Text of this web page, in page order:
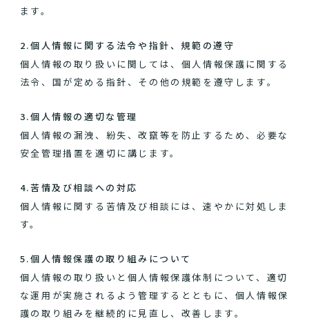
ます。
2.個人情報に関する法令や指針、規範の遵守
個人情報の取り扱いに関しては、個人情報保護に関する
法令、国が定める指針、その他の規範を遵守します。
3.個人情報の適切な管理
個人情報の漏洩、紛失、改竄等を防止するため、必要な
安全管理措置を適切に講じます。
4.苦情及び相談への対応
個人情報に関する苦情及び相談には、速やかに対処しま
す。
5.個人情報保護の取り組みについて
個人情報の取り扱いと個人情報保護体制について、適切
な運用が実施されるよう管理するとともに、個人情報保
護の取り組みを継続的に見直し、改善します。